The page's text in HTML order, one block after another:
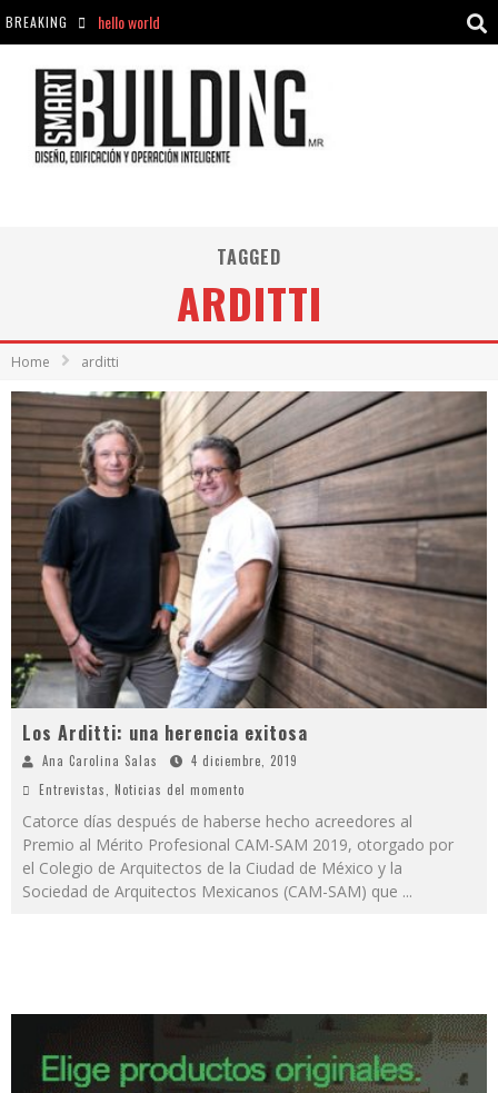
BREAKING hello world
hello world
TAGGED
ARDITTI
Home arditti
Los Arditti: una herencia exitosa
Ana Carolina Salas
4 diciembre, 2019
Entrevistas, Noticias del momento
Catorce días después de haberse hecho acreedores al
Premio al Mérito Profesional CAM-SAM 2019, otorgado por
el Colegio de Arquitectos de la Ciudad de México y la
Sociedad de Arquitectos Mexicanos (CAM-SAM) que ...